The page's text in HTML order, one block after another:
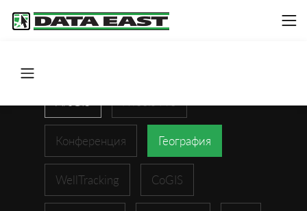
Конференция География
WellTracking CoGIS